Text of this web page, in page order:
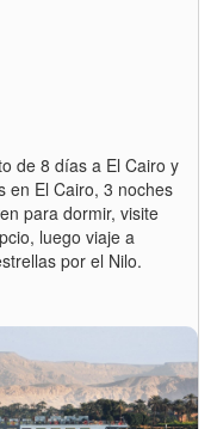
de 8 días a El Cairo y
en El Cairo, 3 noches
para dormir, visite
luego viaje a
por el Nilo.